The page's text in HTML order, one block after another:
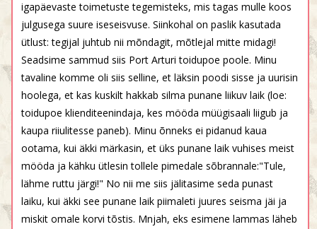
igapäevaste toimetuste tegemisteks, mis tagas mulle koos
julgusega suure iseseisvuse. Siinkohal on paslik kasutada
ütlust: tegijal juhtub nii mõndagit, mõtlejal mitte midagi!
Seadsime sammud siis Port Arturi toidupoe poole. Minu
tavaline komme oli siis selline, et läksin poodi sisse ja uurisin
hoolega, et kas kuskilt hakkab silma punane liikuv laik (loe:
toidupoe klienditeenindaja, kes mööda müügisaali liigub ja
kaupa riiulitesse paneb). Minu õnneks ei pidanud kaua
ootama, kui äkki märkasin, et üks punane laik vuhises meist
mööda ja kähku ütlesin tollele pimedale sõbrannale:"Tule,
lähme ruttu järgi!" No nii me siis jälitasime seda punast
laiku, kui äkki see punane laik piimaleti juures seisma jäi ja
miskit omale korvi tõstis. Mnjah, eks esimene lammas läheb